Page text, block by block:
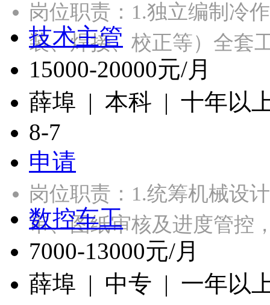
岗位职责：1.独立编制冷
装、焊接、校正等）全
技术主管
15000-20000元/月
薛埠 | 本科 | 十年以
8-7
申请
岗位职责：1.统筹机械设
审、图纸审核及进度管
数控车工
7000-13000元/月
薛埠 | 中专 | 一年以